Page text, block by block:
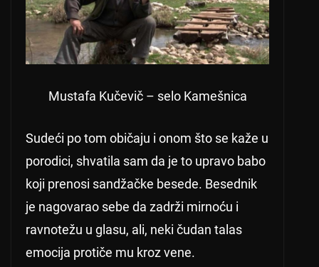
Mustafa Kučevič – selo Kamešnica
Sudeći po tom običaju i onom što se kaže u
porodici, shvatila sam da je to upravo babo
koji prenosi sandžačke besede. Besednik
je nagovarao sebe da zadrži mirnoću i
ravnotežu u glasu, ali, neki čudan talas
emocija protiče mu kroz vene.